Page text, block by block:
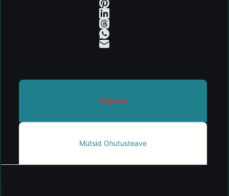
Kirjeldus
Mütsid Ohutusteave